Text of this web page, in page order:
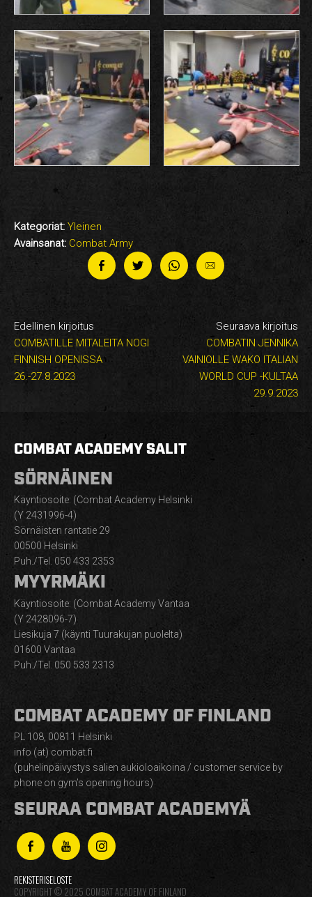
Kategoriat: Yleinen
Avainsanat: Combat Army
Seuraava kirjoitus
COMBATIN JENNIKA
VAINIOLLE WAKO ITALIAN
WORLD CUP -KULTAA
29.9.2023
Edellinen kirjoitus
COMBATILLE MITALEITA NOGI
FINNISH OPENISSA
26.-27.8.2023
COMBAT ACADEMY SALIT
SÖRNÄINEN
Käyntiosoite: (Combat Academy Helsinki
(Y 2431996-4)
Sörnäisten rantatie 29
00500 Helsinki
Puh./Tel. 050 433 2353
MYYRMÄKI
Käyntiosoite: (Combat Academy Vantaa
(Y 2428096-7)
Liesikuja 7 (käynti Tuurakujan puolelta)
01600 Vantaa
Puh./Tel. 050 533 2313
COMBAT ACADEMY OF FINLAND
PL 108, 00811 Helsinki
info (at) combat.fi
(puhelinpäivystys salien aukioloaikoina / customer service by
phone on gym’s opening hours)
SEURAA COMBAT ACADEMYÄ
REKISTERISELOSTE
COPYRIGHT © 2025 COMBAT ACADEMY OF FINLAND